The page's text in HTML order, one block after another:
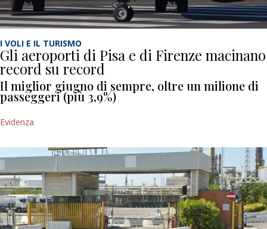
I VOLI E IL TURISMO
Gli aeroporti di Pisa e di Firenze macinano
record su record
Il miglior giugno di sempre, oltre un milione di
passeggeri (più 3,9%)
Evidenza